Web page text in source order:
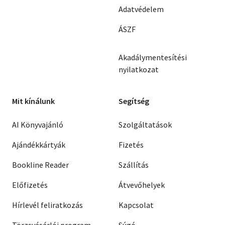
Adatvédelem
ÁSZF
Akadálymentesítési
nyilatkozat
Mit kínálunk
AI Könyvajánló
Ajándékkártyák
Bookline Reader
Előfizetés
Hírlevél feliratkozás
Segítség
Szolgáltatások
Fizetés
Szállítás
Átvevőhelyek
Kapcsolat